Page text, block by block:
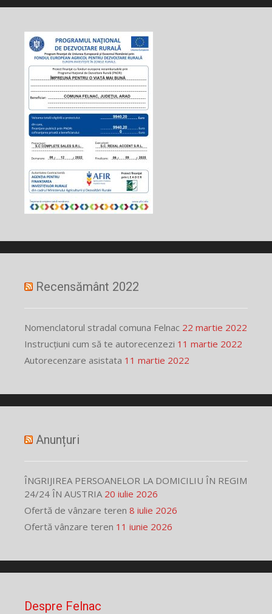
Recensământ 2022
Nomenclatorul stradal comuna Felnac 22 martie 2022
Instrucțiuni cum să te autorecenzezi 11 martie 2022
Autorecenzare asistata 11 martie 2022
Anunțuri
ÎNGRIJIREA PERSOANELOR LA DOMICILIU ÎN REGIM
24/24 ÎN AUSTRIA 20 iulie 2026
Ofertă de vânzare teren 8 iulie 2026
Ofertă vânzare teren 11 iunie 2026
Despre Felnac